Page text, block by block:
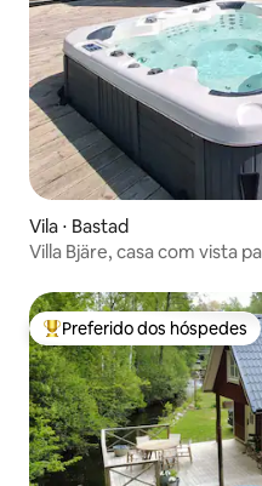
Vila ⋅ Bastad
Villa Bjäre, casa com vista
Entre os melhores
Preferido dos hóspedes